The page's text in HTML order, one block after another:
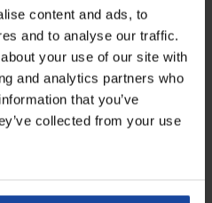
content and ads, to
and to analyse our traffic.
your use of our site with
and analytics partners who
that you’ve
collected from your use
(et dérivés siliconés), ni de
l’eau chaude savonneuse à 40°C
et de détergent doux. Ne pas
pour le nettoyage.
sec et aéré à l'abri de la lumière.